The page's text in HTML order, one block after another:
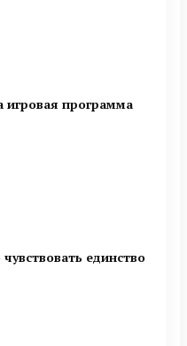
программа
единство